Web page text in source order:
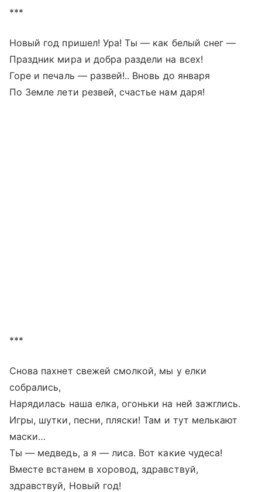
***
Новый год пришел! Ура! Ты — как белый снег —
Праздник мира и добра раздели на всех!
Горе и печаль — развей!.. Вновь до января
По Земле лети резвей, счастье нам даря!
***
Снова пахнет свежей смолкой, мы у елки
собрались,
Нарядилась наша елка, огоньки на ней зажглись.
Игры, шутки, песни, пляски! Там и тут мелькают
маски…
Ты — медведь, а я — лиса. Вот какие чудеса!
Вместе встанем в хоровод, здравствуй,
здравствуй, Новый год!